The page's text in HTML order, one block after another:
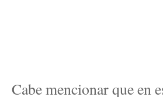
Cabe mencionar que en